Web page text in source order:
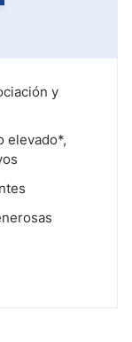
y
elevado*,